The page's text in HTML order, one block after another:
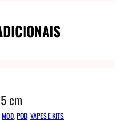
cm
MOD,POD,VAPES E KITS